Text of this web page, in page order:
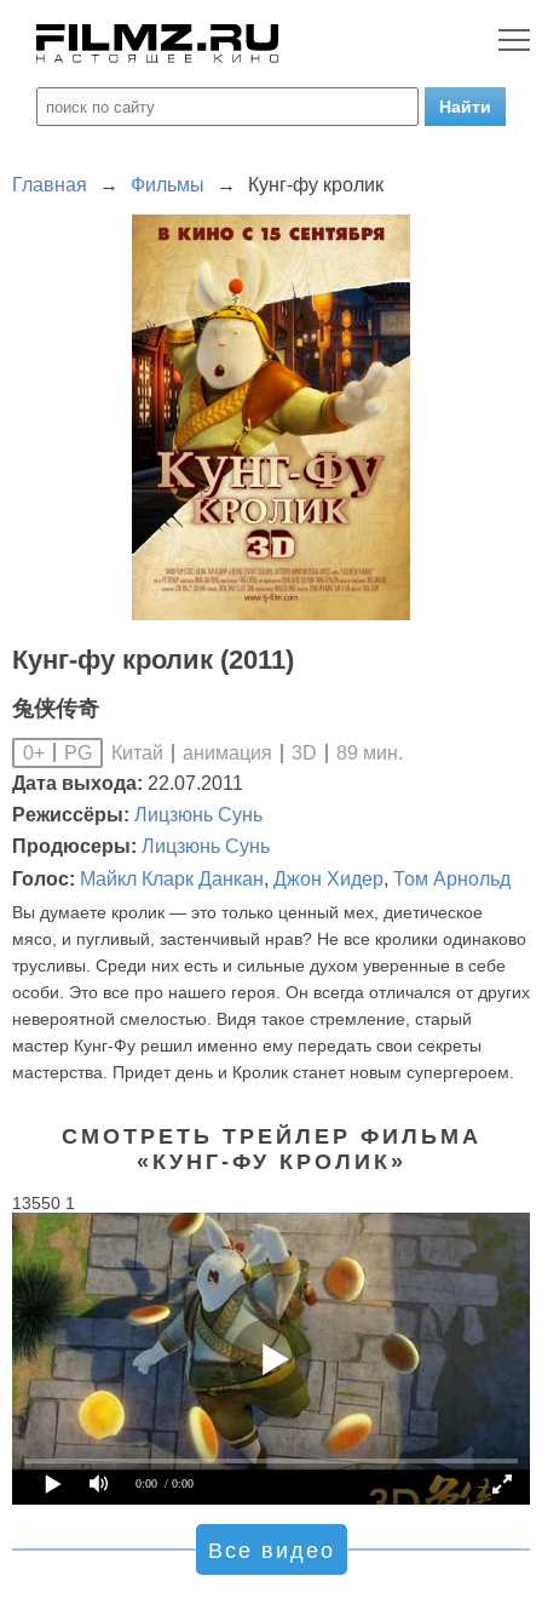
Главная → Фильмы → Кунг-фу кролик
Кунг-фу кролик (2011)
兔侠传奇
0+ PG Китай анимация 3D
89 мин.
Дата выхода: 22.07.2011
Режиссёры: Лицзюнь Сунь
Продюсеры: Лицзюнь Сунь
Голос: Майкл Кларк Данкан, Джон Хидер, Том Арнольд
Вы думаете кролик — это только ценный мех, диетическое
мясо, и пугливый, застенчивый нрав? Не все кролики одинаково
трусливы. Среди них есть и сильные духом уверенные в себе
особи. Это все про нашего героя. Он всегда отличался от других
невероятной смелостью. Видя такое стремление, старый
мастер Кунг-Фу решил именно ему передать свои секреты
мастерства. Придет день и Кролик станет новым супергероем.
СМОТРЕТЬ ТРЕЙЛЕР ФИЛЬМА
«КУНГ-ФУ КРОЛИК»
13550 1
0:00 / 0:00
Все видео